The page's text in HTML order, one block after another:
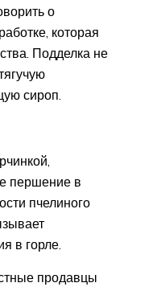
о
которая
Подделка не
сироп.
першение в
пчелиного
в горле.
продавцы